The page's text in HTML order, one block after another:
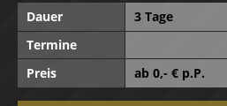
Dauer
3 Tage
Termine
Preis
ab0,- € p.P.